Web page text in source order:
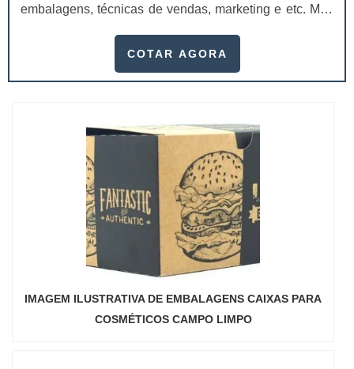
embalagens, técnicas de vendas, marketing e etc. Mas
e logística adequada, esses esforços podem não valer
um papel de destaque muito abrangente, pois este item,
COTAR AGORA
IMAGEM ILUSTRATIVA DE EMBALAGENS CAIXAS PARA
COSMÉTICOS CAMPO LIMPO